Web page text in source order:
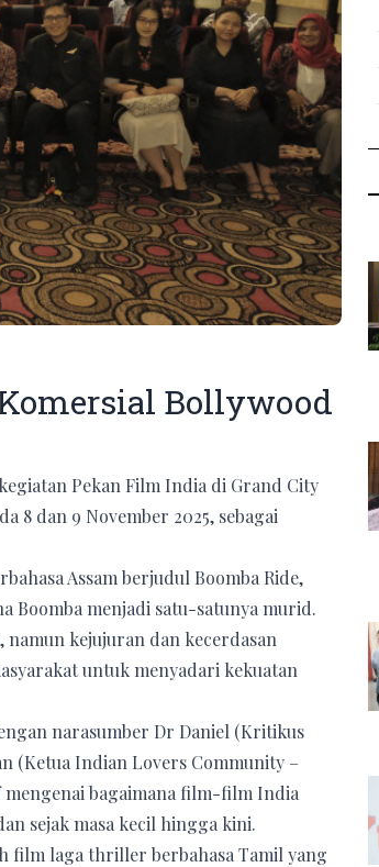
Bollywood
Pekan Film India di Grand City
8 dan 9 November 2025, sebagai
Assam berjudul Boomba Ride,
Boomba menjadi satu-satunya murid.
kejujuran dan kecerdasan
untuk menyadari kekuatan
narasumber Dr Daniel (Kritikus
(Ketua Indian Lovers Community –
bagaimana film-film India
sejak masa kecil hingga kini.
film laga thriller berbahasa Tamil yang